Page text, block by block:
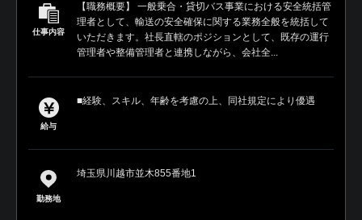
仕事内容
【職務概要】 一般乗合・貸切バス事業における安全統括管
理者として、輸送の安全確保に関する業務全般を統括して
いただきます。社長直轄のポジションとして、既存の運行
管理者や整備管理者と連携しながら、会社全...
給与
■経験、スキル、年齢を考慮の上、同社規定により優遇
勤務地
埼玉県川越市並木855番地1